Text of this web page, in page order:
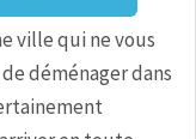
ville qui ne vous
déménager dans